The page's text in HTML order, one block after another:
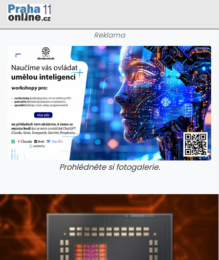
Reklama
Prohlédněte si fotogalerie.